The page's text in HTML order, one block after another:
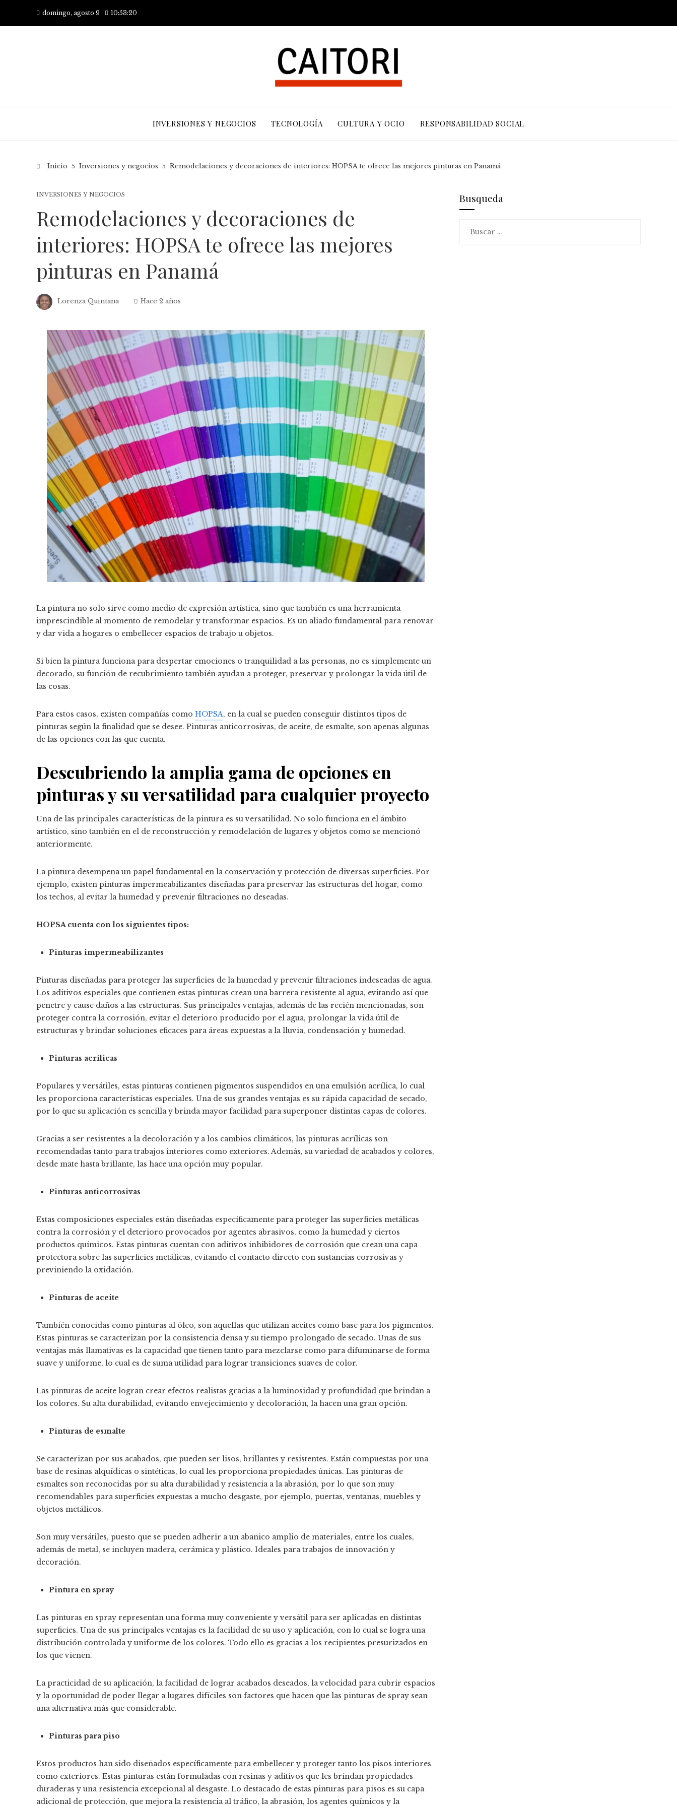
domingo, agosto 9 10:53:21
INVERSIONES Y NEGOCIOS TECNOLOGÍA CULTURA Y OCIO RESPONSABILIDAD SOCIAL
Inicio Inversiones y negocios Remodelaciones y decoraciones de interiores: HOPSA te ofrece las mejores pinturas en Panamá
INVERSIONES Y NEGOCIOS
Remodelaciones y decoraciones de
interiores: HOPSA te ofrece las mejores
pinturas en Panamá
Lorenza Quintana Hace 2 años
La pintura no solo sirve como medio de expresión artística, sino que también es una herramienta
imprescindible al momento de remodelar y transformar espacios. Es un aliado fundamental para renovar
y dar vida a hogares o embellecer espacios de trabajo u objetos.
Si bien la pintura funciona para despertar emociones o tranquilidad a las personas, no es simplemente un
decorado, su función de recubrimiento también ayudan a proteger, preservar y prolongar la vida útil de
las cosas.
Para estos casos, existen compañías como HOPSA, en la cual se pueden conseguir distintos tipos de
pinturas según la finalidad que se desee. Pinturas anticorrosivas, de aceite, de esmalte, son apenas algunas
de las opciones con las que cuenta.
Descubriendo la amplia gama de opciones en
pinturas y su versatilidad para cualquier proyecto
Una de las principales características de la pintura es su versatilidad. No solo funciona en el ámbito
artístico, sino también en el de reconstrucción y remodelación de lugares y objetos como se mencionó
anteriormente.
La pintura desempeña un papel fundamental en la conservación y protección de diversas superficies. Por
ejemplo, existen pinturas impermeabilizantes diseñadas para preservar las estructuras del hogar, como
los techos, al evitar la humedad y prevenir filtraciones no deseadas.
HOPSA cuenta con los siguientes tipos:
Pinturas impermeabilizantes
Pinturas diseñadas para proteger las superficies de la humedad y prevenir filtraciones indeseadas de agua.
Los aditivos especiales que contienen estas pinturas crean una barrera resistente al agua, evitando así que
penetre y cause daños a las estructuras. Sus principales ventajas, además de las recién mencionadas, son
proteger contra la corrosión, evitar el deterioro producido por el agua, prolongar la vida útil de
estructuras y brindar soluciones eficaces para áreas expuestas a la lluvia, condensación y humedad.
Pinturas acrílicas
Populares y versátiles, estas pinturas contienen pigmentos suspendidos en una emulsión acrílica, lo cual
les proporciona características especiales. Una de sus grandes ventajas es su rápida capacidad de secado,
por lo que su aplicación es sencilla y brinda mayor facilidad para superponer distintas capas de colores.
Gracias a ser resistentes a la decoloración y a los cambios climáticos, las pinturas acrílicas son
recomendadas tanto para trabajos interiores como exteriores. Además, su variedad de acabados y colores,
desde mate hasta brillante, las hace una opción muy popular.
Pinturas anticorrosivas
Estas composiciones especiales están diseñadas específicamente para proteger las superficies metálicas
contra la corrosión y el deterioro provocados por agentes abrasivos, como la humedad y ciertos
productos químicos. Estas pinturas cuentan con aditivos inhibidores de corrosión que crean una capa
protectora sobre las superficies metálicas, evitando el contacto directo con sustancias corrosivas y
previniendo la oxidación.
Pinturas de aceite
También conocidas como pinturas al óleo, son aquellas que utilizan aceites como base para los pigmentos.
Estas pinturas se caracterizan por la consistencia densa y su tiempo prolongado de secado. Unas de sus
ventajas más llamativas es la capacidad que tienen tanto para mezclarse como para difuminarse de forma
suave y uniforme, lo cual es de suma utilidad para lograr transiciones suaves de color.
Las pinturas de aceite logran crear efectos realistas gracias a la luminosidad y profundidad que brindan a
los colores. Su alta durabilidad, evitando envejecimiento y decoloración, la hacen una gran opción.
Pinturas de esmalte
Se caracterizan por sus acabados, que pueden ser lisos, brillantes y resistentes. Están compuestas por una
base de resinas alquídicas o sintéticas, lo cual les proporciona propiedades únicas. Las pinturas de
esmaltes son reconocidas por su alta durabilidad y resistencia a la abrasión, por lo que son muy
recomendables para superficies expuestas a mucho desgaste, por ejemplo, puertas, ventanas, muebles y
objetos metálicos.
Son muy versátiles, puesto que se pueden adherir a un abanico amplio de materiales, entre los cuales,
además de metal, se incluyen madera, cerámica y plástico. Ideales para trabajos de innovación y
decoración.
Pintura en spray
Las pinturas en spray representan una forma muy conveniente y versátil para ser aplicadas en distintas
superficies. Una de sus principales ventajas es la facilidad de su uso y aplicación, con lo cual se logra una
distribución controlada y uniforme de los colores. Todo ello es gracias a los recipientes presurizados en
los que vienen.
La practicidad de su aplicación, la facilidad de lograr acabados deseados, la velocidad para cubrir espacios
y la oportunidad de poder llegar a lugares difíciles son factores que hacen que las pinturas de spray sean
una alternativa más que considerable.
Pinturas para piso
Estos productos han sido diseñados específicamente para embellecer y proteger tanto los pisos interiores
como exteriores. Estas pinturas están formuladas con resinas y aditivos que les brindan propiedades
duraderas y una resistencia excepcional al desgaste. Lo destacado de estas pinturas para pisos es su capa
adicional de protección, que mejora la resistencia al tráfico, la abrasión, los agentes químicos y la
Busqueda